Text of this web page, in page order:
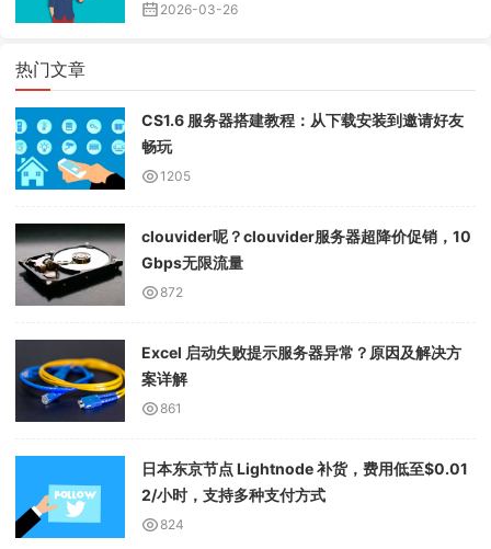
2026-03-26
热门文章
CS1.6 服务器搭建教程：从下载安装到邀请好友
畅玩
1205
clouvider呢？clouvider服务器超降价促销，10
Gbps无限流量
872
Excel 启动失败提示服务器异常？原因及解决方
案详解
861
日本东京节点 Lightnode 补货，费用低至$0.01
2/小时，支持多种支付方式
824